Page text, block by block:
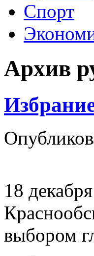
Спорт
Архив
18
выбором